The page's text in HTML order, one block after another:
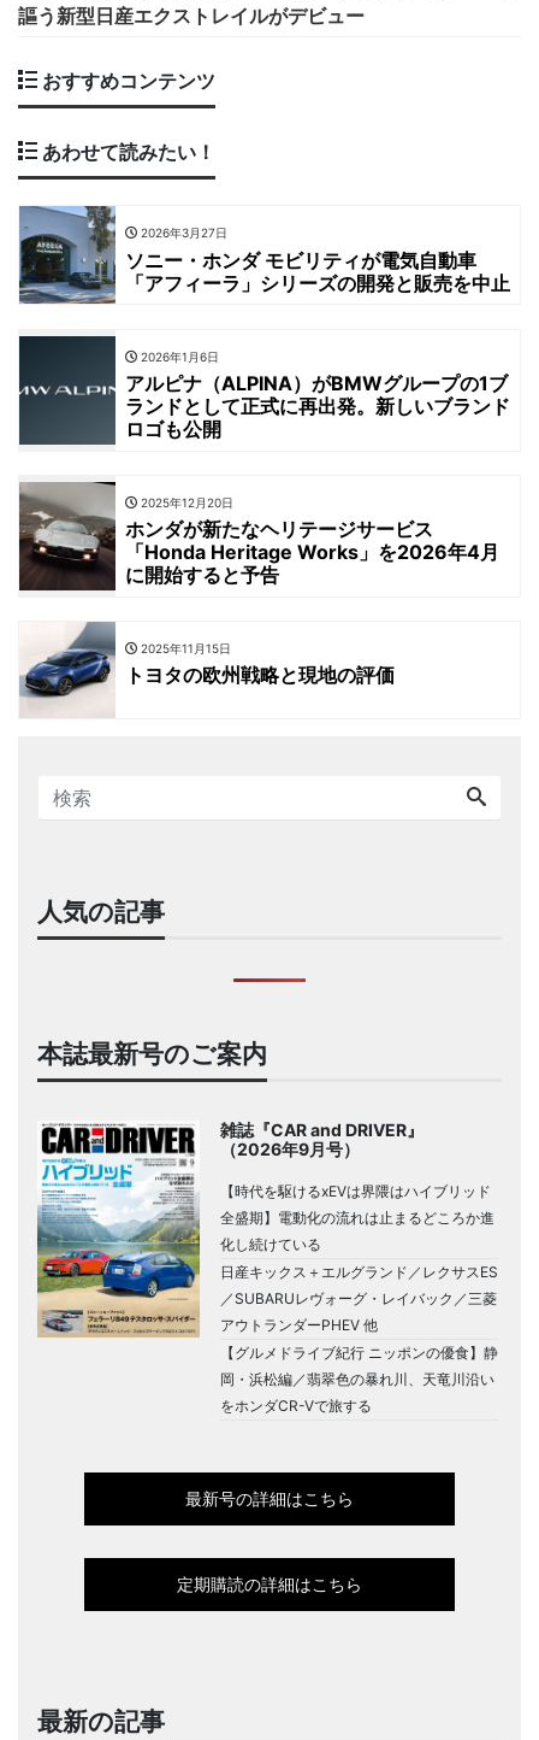
謳う新型日産エクストレイルがデビュー
おすすめコンテンツ
あわせて読みたい！
2026年3月27日
ソニー・ホンダ モビリティが電気自動車
「アフィーラ」シリーズの開発と販売を中止
2026年1月6日
アルピナ（ALPINA）がBMWグループの1ブ
ランドとして正式に再出発。新しいブランド
ロゴも公開
2025年12月20日
ホンダが新たなヘリテージサービス
「Honda Heritage Works」を2026年4月
に開始すると予告
2025年11月15日
トヨタの欧州戦略と現地の評価
人気の記事
本誌最新号のご案内
雑誌『CAR and DRIVER』
（2026年9月号）
【時代を駆けるxEVは界隈はハイブリッド
全盛期】電動化の流れは止まるどころか進
化し続けている
日産キックス＋エルグランド／レクサスES
／SUBARUレヴォーグ・レイバック／三菱
アウトランダーPHEV 他
【グルメドライブ紀行 ニッポンの優食】静
岡・浜松編／翡翠色の暴れ川、天竜川沿い
をホンダCR-Vで旅する
最新号の詳細はこちら
定期購読の詳細はこちら
最新の記事